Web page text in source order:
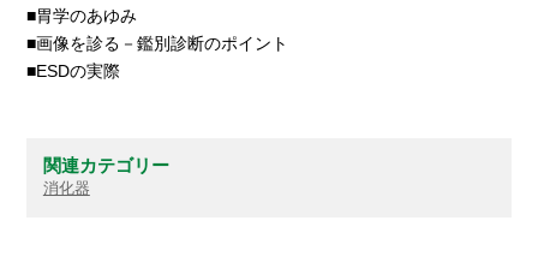
■胃学のあゆみ
■画像を診る－鑑別診断のポイント
■ESDの実際
関連カテゴリー
消化器